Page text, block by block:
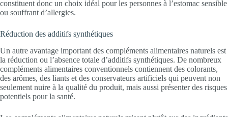
constituent donc un choix idéal pour les personnes à l’estomac sensible
ou souffrant d’allergies.
Réduction des additifs synthétiques
Un autre avantage important des compléments alimentaires naturels est
la réduction ou l’absence totale d’additifs synthétiques. De nombreux
compléments alimentaires conventionnels contiennent des colorants,
des arômes, des liants et des conservateurs artificiels qui peuvent non
seulement nuire à la qualité du produit, mais aussi présenter des risques
potentiels pour la santé.